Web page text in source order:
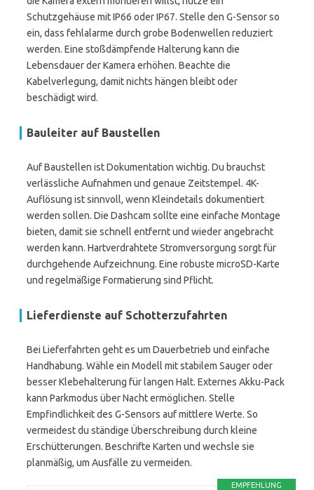
Schutzgehäuse mit IP66 oder IP67. Stelle den G-Sensor so
ein, dass fehlalarme durch grobe Bodenwellen reduziert
werden. Eine stoßdämpfende Halterung kann die
Lebensdauer der Kamera erhöhen. Beachte die
Kabelverlegung, damit nichts hängen bleibt oder
beschädigt wird.
Bauleiter auf Baustellen
Auf Baustellen ist Dokumentation wichtig. Du brauchst
verlässliche Aufnahmen und genaue Zeitstempel. 4K-
Auflösung ist sinnvoll, wenn Kleindetails dokumentiert
werden sollen. Die Dashcam sollte eine einfache Montage
bieten, damit sie schnell entfernt und wieder angebracht
werden kann. Hartverdrahtete Stromversorgung sorgt für
durchgehende Aufzeichnung. Eine robuste microSD-Karte
und regelmäßige Formatierung sind Pflicht.
Lieferdienste auf Schotterzufahrten
Bei Lieferfahrten geht es um Dauerbetrieb und einfache
Handhabung. Wähle ein Modell mit stabilem Sauger oder
besser Klebehalterung für langen Halt. Externes Akku-Pack
kann Parkmodus über Nacht ermöglichen. Stelle
Empfindlichkeit des G-Sensors auf mittlere Werte. So
vermeidest du ständige Überschreibung durch kleine
Erschütterungen. Beschrifte Karten und wechsle sie
planmäßig, um Ausfälle zu vermeiden.
EMPFEHLUNG